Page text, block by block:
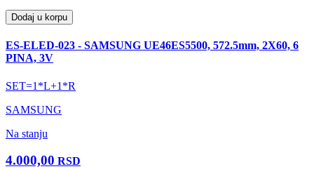
Dodaj u korpu
ES-ELED-023 - SAMSUNG UE46ES5500, 572.5mm, 2X60, 6
PINA, 3V
SET=1*L+1*R
SAMSUNG
Na stanju
4.000,00 RSD